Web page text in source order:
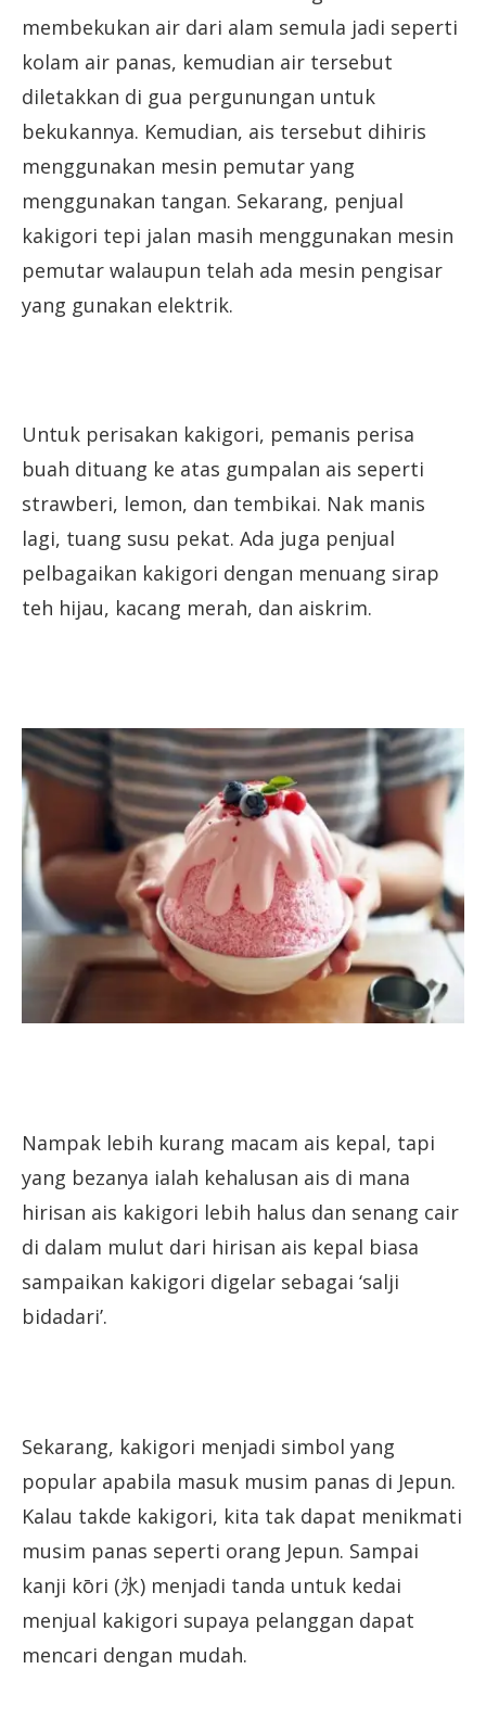
membekukan air dari alam semula jadi seperti
kolam air panas, kemudian air tersebut
diletakkan di gua pergunungan untuk
bekukannya. Kemudian, ais tersebut dihiris
menggunakan mesin pemutar yang
menggunakan tangan. Sekarang, penjual
kakigori tepi jalan masih menggunakan mesin
pemutar walaupun telah ada mesin pengisar
yang gunakan elektrik.
Untuk perisakan kakigori, pemanis perisa
buah dituang ke atas gumpalan ais seperti
strawberi, lemon, dan tembikai. Nak manis
lagi, tuang susu pekat. Ada juga penjual
pelbagaikan kakigori dengan menuang sirap
teh hijau, kacang merah, dan aiskrim.
Nampak lebih kurang macam ais kepal, tapi
yang bezanya ialah kehalusan ais di mana
hirisan ais kakigori lebih halus dan senang cair
di dalam mulut dari hirisan ais kepal biasa
sampaikan kakigori digelar sebagai ‘salji
bidadari’.
Sekarang, kakigori menjadi simbol yang
popular apabila masuk musim panas di Jepun.
Kalau takde kakigori, kita tak dapat menikmati
musim panas seperti orang Jepun. Sampai
kanji kōri (氷) menjadi tanda untuk kedai
menjual kakigori supaya pelanggan dapat
mencari dengan mudah.